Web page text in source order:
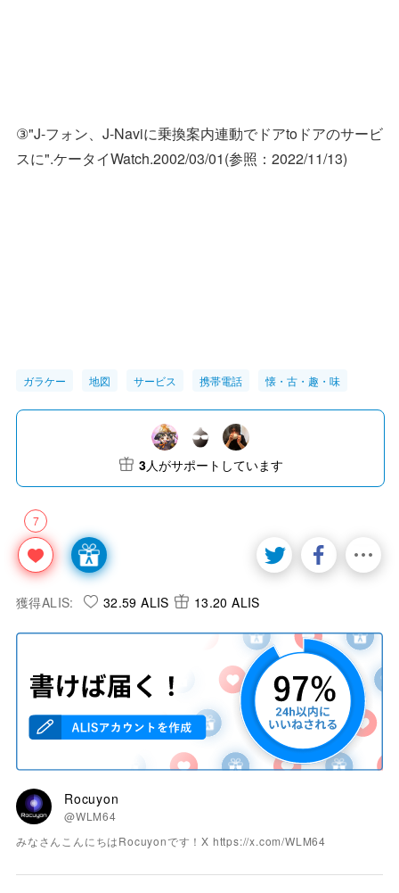
③"J-フォン、J-Naviに乗換案内連動でドアtoドアのサービ
スに".ケータイWatch.2002/03/01(参照：2022/11/13)
ガラケー 地図 サービス 携帯電話 懐・古・趣・味
7
3人がサポートしています
獲得ALIS: 32.59 ALIS 13.20 ALIS
Rocuyon
@WLM64
みなさんこんにちはRocuyonです！X https://x.com/WLM64